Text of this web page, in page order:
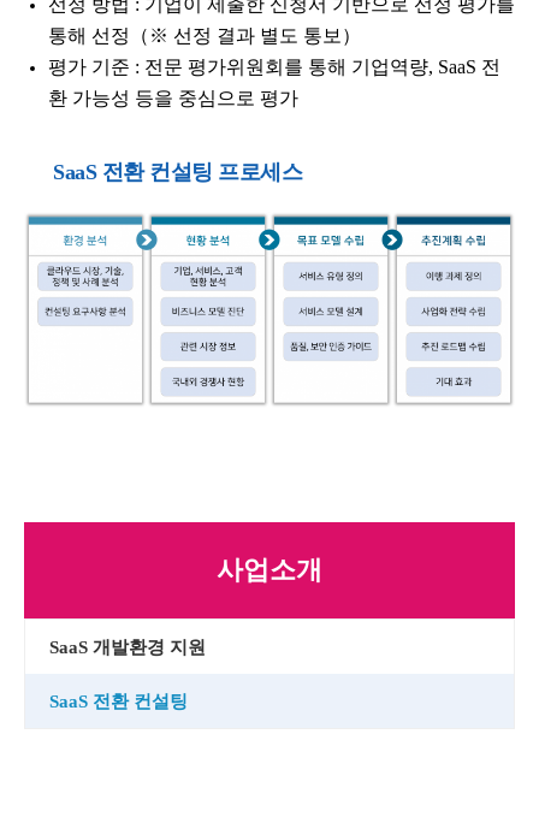
선정 방법 : 기업이 제출한 신청서 기반으로 선정 평가를
통해 선정（ ※ 선정 결과 별도 통보）
평가 기준 : 전문 평가위원회를 통해 기업역량, SaaS 전
환 가능성 등을 중심으로 평가
SaaS 전환 컨설팅 프로세스
사업소개
SaaS 개발환경 지원
SaaS 전환 컨설팅